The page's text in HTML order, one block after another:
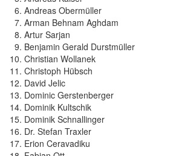
Andreas Obermüller
Arman Behnam Aghdam
Artur Sarjan
Benjamin Gerald Durstmüller
Christian Wollanek
Christoph Hübsch
David Jelic
Dominic Gerstenberger
Dominik Kultschik
Dominik Schnallinger
Dr. Stefan Traxler
Erion Ceravadiku